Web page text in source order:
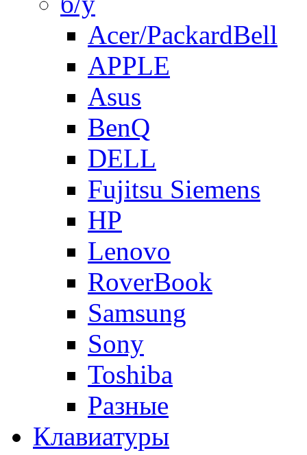
Acer/PackardBell
APPLE
Asus
BenQ
DELL
Fujitsu Siemens
HP
Lenovo
RoverBook
Samsung
Sony
Toshiba
Разные
Клавиатуры